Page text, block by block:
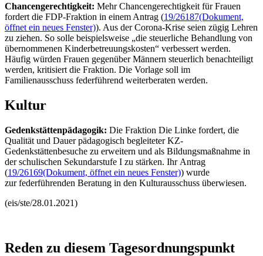
Chancengerechtigkeit: Mehr Chancengerechtigkeit für Frauen
fordert die FDP-Fraktion in einem Antrag (19/26187(Dokument,
öffnet ein neues Fenster)). Aus der Corona-Krise seien zügig Lehren
zu ziehen. So solle beispielsweise „die steuerliche Behandlung von
übernommenen Kinderbetreuungskosten“ verbessert werden.
Häufig würden Frauen gegenüber Männern steuerlich benachteiligt
werden, kritisiert die Fraktion. Die Vorlage soll im
Familienausschuss federführend weiterberaten werden.
Kultur
Gedenkstättenpädagogik: Die Fraktion Die Linke fordert, die
Qualität und Dauer pädagogisch begleiteter KZ-
Gedenkstättenbesuche zu erweitern und als Bildungsmaßnahme in
der schulischen Sekundarstufe I zu stärken. Ihr Antrag
(19/26169(Dokument, öffnet ein neues Fenster)) wurde
zur federführenden Beratung in den Kulturausschuss überwiesen.
(eis/ste/28.01.2021)
Reden zu diesem Tagesordnungspunkt